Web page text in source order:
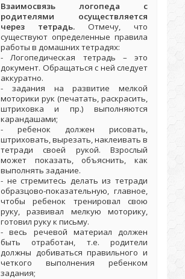
Взаимосвязь логопеда с
родителями осуществляется
через тетрадь. Отмечу, что
существуют определенные правила
работы в домашних тетрадях:
- Логопедическая тетрадь – это
документ. Обращаться с ней следует
аккуратно.
- задания на развитие мелкой
моторики рук (печатать, раскрасить,
штриховка и пр.) выполняются
карандашами;
- ребенок должен рисовать,
штриховать, вырезать, наклеивать в
тетради своей рукой. Взрослый
может показать, объяснить, как
выполнять задание.
- не стремитесь делать из тетради
образцово-показательную, главное,
чтобы ребенок тренировал свою
руку, развивал мелкую моторику,
готовил руку к письму.
- весь речевой материал должен
быть отработан, т.е. родители
должны добиваться правильного и
четкого выполнения ребенком
задания;